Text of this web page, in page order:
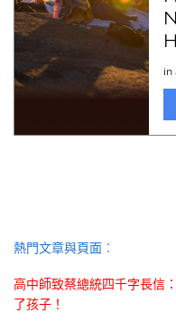
熱門文章與頁面︰
高中師致蔡總統四千字長信
了孩子！